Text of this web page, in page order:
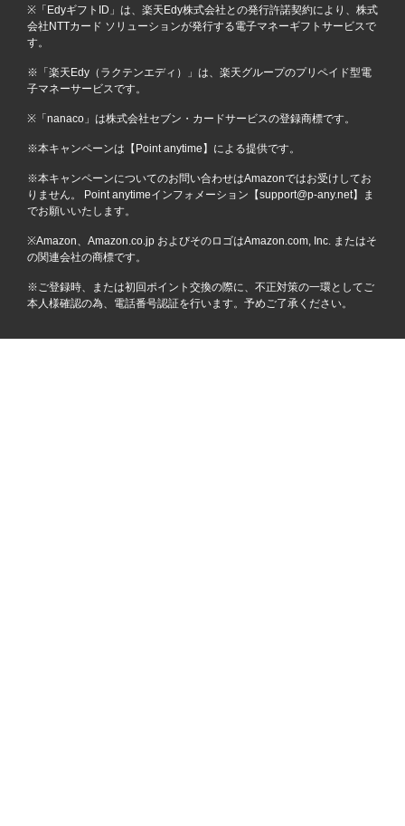
※「EdyギフトID」は、楽天Edy株式会社との発行許諾契約により、株式
会社NTTカード ソリューションが発行する電子マネーギフトサービスで
す。
※「楽天Edy（ラクテンエディ）」は、楽天グループのプリペイド型電
子マネーサービスです。
※「nanaco」は株式会社セブン・カードサービスの登録商標です。
※本キャンペーンは【Point anytime】による提供です。
※本キャンペーンについてのお問い合わせはAmazonではお受けしてお
りません。 Point anytimeインフォメーション【support@p-any.net】ま
でお願いいたします。
※Amazon、Amazon.co.jp およびそのロゴはAmazon.com, Inc. またはそ
の関連会社の商標です。
※ご登録時、または初回ポイント交換の際に、不正対策の一環としてご
本人様確認の為、電話番号認証を行います。予めご了承ください。